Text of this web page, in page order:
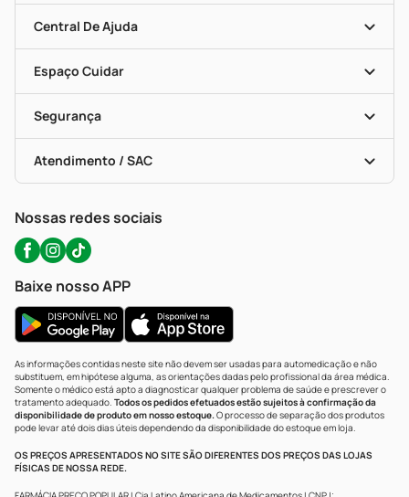
Mapa De Categorias
Blog Da PP
Seja Uma Loja Parceira
Clube PP
Convênios
Programa Popular Do Brasil
Encarte De Ofertas
Dermaclub
Descontos De Laboratório (PBM)
Cupons E Ofertas
Central De Ajuda
Entrega
Recompra Programada
Compras Com Receita
Alomed (tele-Entrega)
Formas De Pagamento
Troca E Devolução
Bulas De A A Z
Políticas De Marketplace
Espaço Cuidar
Vacinas
Serviços Farmacêuticos
Testes Rápidos
Autoteste Covid-19
Segurança
Certificado De Segurança
Portal Da Privacidade
Atendimento / SAC
WhatsApp (47) 9202-1687
Nossas redes sociais
Baixe nosso APP
As informações contidas neste site não devem ser usadas para automedicação e não
substituem, em hipótese alguma, as orientações dadas pelo profissional da área médica.
Somente o médico está apto a diagnosticar qualquer problema de saúde e prescrever o
tratamento adequado. Todos os pedidos efetuados estão sujeitos à confirmação da
disponibilidade de produto em nosso estoque.O processo de separação dos produtos
pode levar até dois dias úteis dependendo da disponibilidade do estoque em loja.
OS PREÇOS APRESENTADOS NO SITE SÃO DIFERENTES DOS PREÇOS DAS LOJAS
FÍSICAS DE NOSSA REDE.